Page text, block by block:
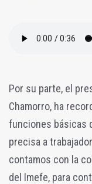
Por su parte, el
Chamorro, ha
funciones básicas
precisa a
contamos con la
del Imefe, para